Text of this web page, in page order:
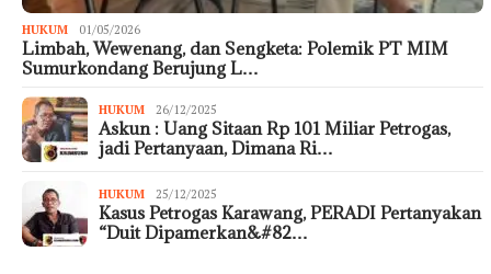
HUKUM 01/05/2026
Limbah, Wewenang, dan Sengketa: Polemik PT MIM
Sumurkondang Berujung L…
HUKUM 26/12/2025
Askun : Uang Sitaan Rp 101 Miliar Petrogas,
jadi Pertanyaan, Dimana Ri…
HUKUM 25/12/2025
Kasus Petrogas Karawang, PERADI Pertanyakan
“Duit Dipamerkan&#82…